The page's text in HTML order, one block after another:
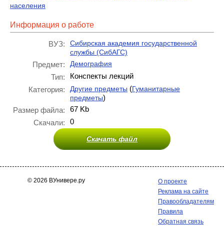
населения
Информация о работе
ВУЗ:
Сибирская академия государственной
службы (СибАГС)
Предмет: Демография
Тип:
Конспекты лекций
Категория:
Другие предметы (Гуманитарные
предметы)
Размер файла:
67 Kb
Скачали:
0
Скачать файл
© 2026 ВУнивере.ру
О проекте
Реклама на сайте
Правообладателям
Правила
Обратная связь